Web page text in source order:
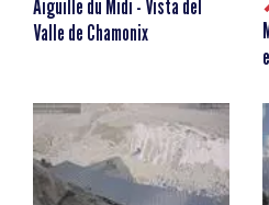
Aiguille du Midi - Vista del
Valle de Chamonix